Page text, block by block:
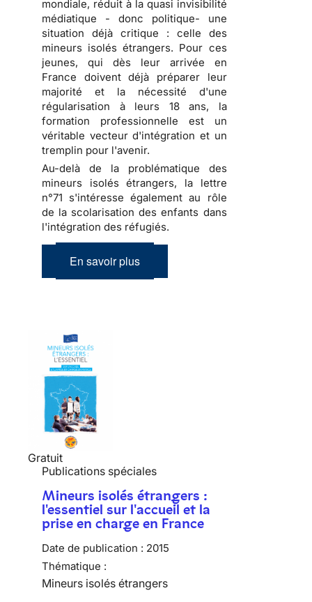
mondiale, réduit à la quasi invisibilité
médiatique - donc politique- une
situation déjà critique : celle des
mineurs isolés étrangers. Pour ces
jeunes, qui dès leur arrivée en
France doivent déjà préparer leur
majorité et la nécessité d'une
régularisation à leurs 18 ans, la
formation professionnelle est un
véritable vecteur d'intégration et un
tremplin pour l'avenir.
Au-delà de la problématique des
mineurs isolés étrangers, la lettre
n°71 s'intéresse également au rôle
de la scolarisation des enfants dans
l'intégration des réfugiés.
En savoir plus
Gratuit
Publications spéciales
Mineurs isolés étrangers :
l'essentiel sur l'accueil et la
prise en charge en France
Date de publication : 2015
Thématique :
Mineurs isolés étrangers